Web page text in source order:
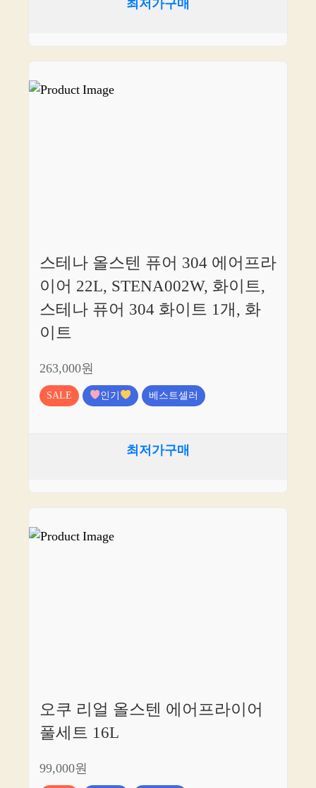
최저가구매
스테나 올스텐 퓨어 304 에어프라
이어 22L, STENA002W, 화이트,
스테나 퓨어 304 화이트 1개, 화
이트
263,000원
SALE 인기 베스트셀러
최저가구매
오쿠 리얼 올스텐 에어프라이어
풀세트 16L
99,000원